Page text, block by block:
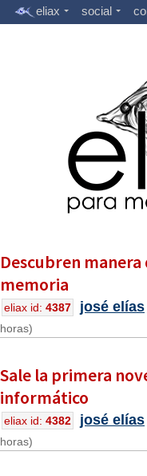
eliax social
Descubren
memoria
eliax id: 4387 josé elías
horas)
Sale la primera
informático
eliax id: 4382 josé elías
horas)